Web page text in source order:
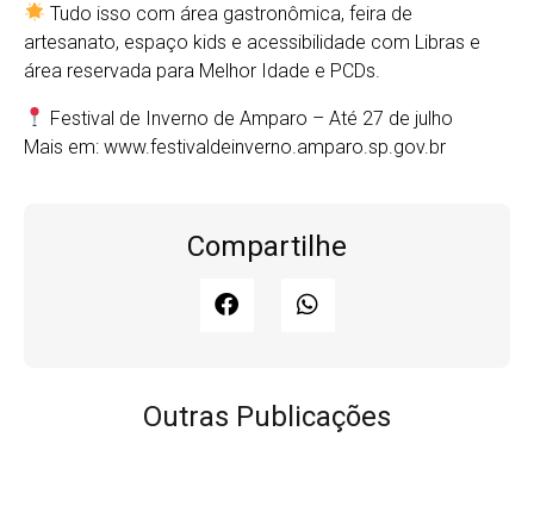
Tudo isso com área gastronômica, feira de
artesanato, espaço kids e acessibilidade com Libras e
área reservada para Melhor Idade e PCDs.
Festival de Inverno de Amparo – Até 27 de julho
Mais em: www.festivaldeinverno.amparo.sp.gov.br
Compartilhe
Outras Publicações